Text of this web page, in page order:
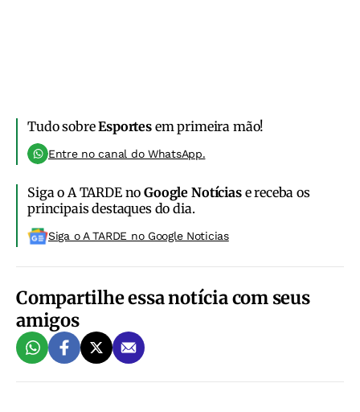
Tudo sobreEsportesem primeira mão!
Entre no canal do WhatsApp.
Siga o A TARDE noGoogle Notíciase receba os
principais destaques do dia.
Siga o A TARDE no Google Noticias
Compartilhe essa notícia com seus
amigos